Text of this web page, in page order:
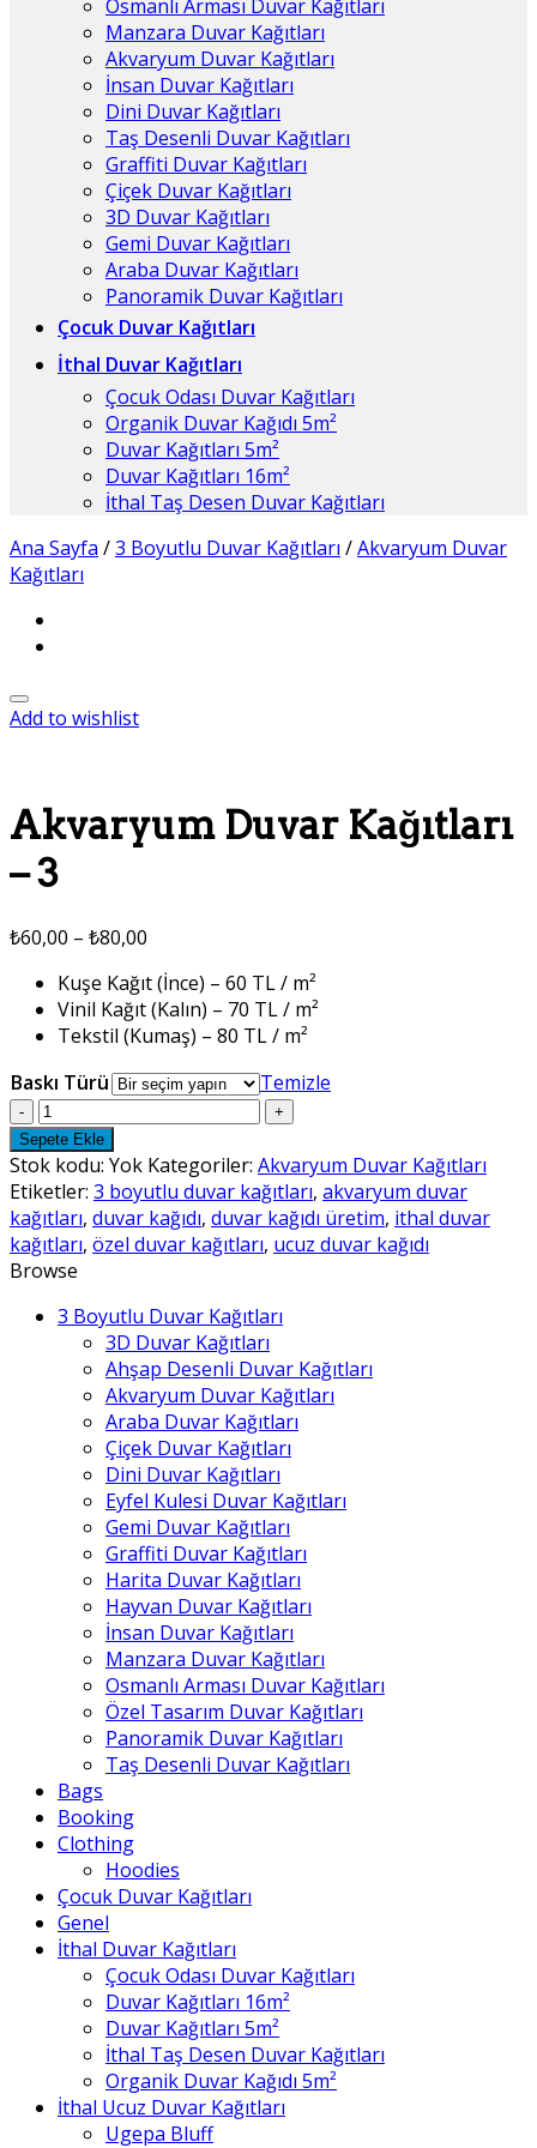
Osmanlı Arması Duvar Kağıtları
Manzara Duvar Kağıtları
Akvaryum Duvar Kağıtları
İnsan Duvar Kağıtları
Dini Duvar Kağıtları
Taş Desenli Duvar Kağıtları
Graffiti Duvar Kağıtları
Çiçek Duvar Kağıtları
3D Duvar Kağıtları
Gemi Duvar Kağıtları
Araba Duvar Kağıtları
Panoramik Duvar Kağıtları
Çocuk Duvar Kağıtları
İthal Duvar Kağıtları
Çocuk Odası Duvar Kağıtları
Organik Duvar Kağıdı 5m²
Duvar Kağıtları 5m²
Duvar Kağıtları 16m²
İthal Taş Desen Duvar Kağıtları
Ana Sayfa /3 Boyutlu Duvar Kağıtları /Akvaryum Duvar
Kağıtları
Add to wishlist
Akvaryum Duvar Kağıtları
– 3
₺60,00 – ₺80,00
Kuşe Kağıt (İnce) – 60 TL / m²
Vinil Kağıt (Kalın) – 70 TL / m²
Tekstil (Kumaş) – 80 TL / m²
Baskı Türü
Temizle
Akvaryum
Duvar
Kağıtları
-
3
adet
Sepete Ekle
Stok kodu: Yok Kategoriler: Akvaryum Duvar Kağıtları
Etiketler: 3 boyutlu duvar kağıtları, akvaryum duvar
kağıtları, duvar kağıdı, duvar kağıdı üretim, ithal duvar
kağıtları, özel duvar kağıtları, ucuz duvar kağıdı
Browse
3 Boyutlu Duvar Kağıtları
3D Duvar Kağıtları
Ahşap Desenli Duvar Kağıtları
Akvaryum Duvar Kağıtları
Araba Duvar Kağıtları
Çiçek Duvar Kağıtları
Dini Duvar Kağıtları
Eyfel Kulesi Duvar Kağıtları
Gemi Duvar Kağıtları
Graffiti Duvar Kağıtları
Harita Duvar Kağıtları
Hayvan Duvar Kağıtları
İnsan Duvar Kağıtları
Manzara Duvar Kağıtları
Osmanlı Arması Duvar Kağıtları
Özel Tasarım Duvar Kağıtları
Panoramik Duvar Kağıtları
Taş Desenli Duvar Kağıtları
Bags
Booking
Clothing
Hoodies
Çocuk Duvar Kağıtları
Genel
İthal Duvar Kağıtları
Çocuk Odası Duvar Kağıtları
Duvar Kağıtları 16m²
Duvar Kağıtları 5m²
İthal Taş Desen Duvar Kağıtları
Organik Duvar Kağıdı 5m²
İthal Ucuz Duvar Kağıtları
Ugepa Bluff